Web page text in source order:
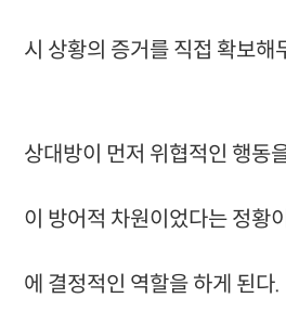
시 상황의 증거를 직접 확보해
상대방이 먼저 위협적인 행동
이 방어적 차원이었다는 정황
에 결정적인 역할을 하게 된다.